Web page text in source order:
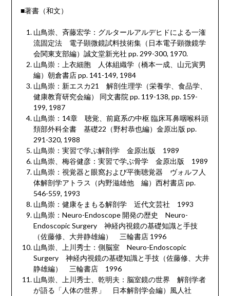
■著書（和文）
山鳥崇、斉藤宏学：グルタールアルデヒドによる一潅
流固定法 電子顕微鏡試料技術集（日本電子顕微鏡学
会関東支部編）誠文堂新光社 pp. 299-300, 1970.
山鳥崇：上衣細胞 人体組織学（橋本一成、山元寅男
編）朝倉書店pp. 141-149, 1984
山鳥崇：新エスカ21
解剖生理学（栄養学、食品学、
健康教育研究会編） 同文書院 pp. 119-138, pp. 159-
199, 1987
山鳥崇： 14章 聴覚、前庭系の中枢 臨床耳鼻咽喉科頭
頚部外科全書 基礎22 （野村恭也編）金原出版 pp.
291-320, 1988
山鳥崇：実習で学ぶ解剖学 金原出版 1989
山鳥崇、梅谷健彦：実習で学ぶ骨学 金原出版 1989
山鳥崇：視覚器と眼窩および平衡聴覚器 ヴォルフ人
体解剖学アトラス（内野滋雄他 編）西村書店pp.
546-559, 1993
山鳥崇：健康をまもる解剖学 近代文芸社 1993
山鳥崇： Neuro-Endoscope開発の歴史 Neuro-
Endoscopic Surgery神経内視鏡の基礎知識と手技
（佐藤修、大井静雄編） 三輪書店 1996
山鳥崇、上川秀士：側脳室 Neuro-Endoscopic
Surgery神経内視鏡の基礎知識と手技（佐藤修、大井
静雄編） 三輪書店 1996
山鳥崇、上川秀士、乾明夫：脳室鏡の世界 解剖学者
が語る「人体の世界」 日本解剖学会編）風人社